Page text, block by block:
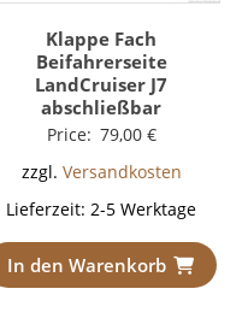
Klappe Fach
Beifahrerseite
LandCruiser J7
abschließbar
Price: 79,00 €
zzgl. Versandkosten
Lieferzeit:2-5 Werktage
In den Warenkorb